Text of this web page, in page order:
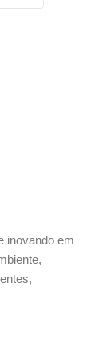
inovando em